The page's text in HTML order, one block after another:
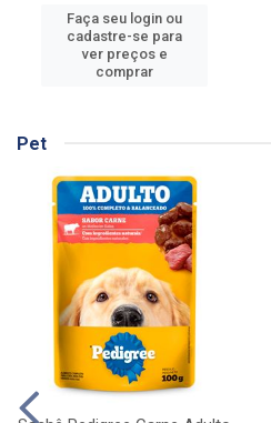
Faça seu login ou
cadastre-se para
ver preços e
comprar
Pet